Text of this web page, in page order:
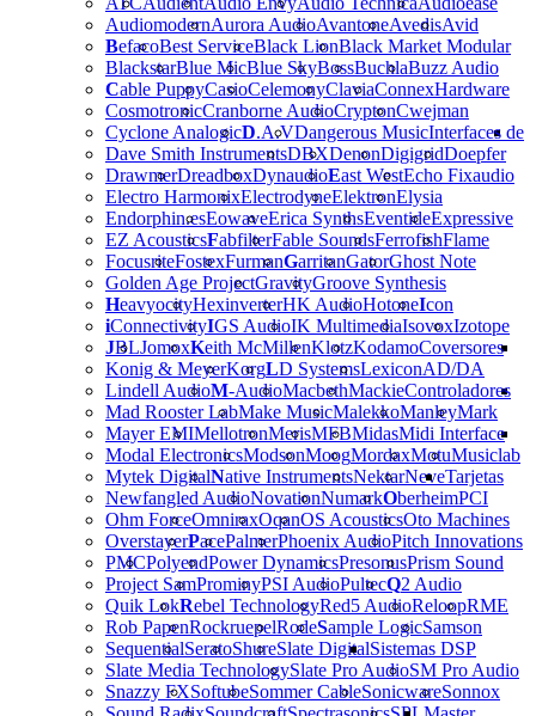
AudiomodernAurora AudioAvantoneAvedisAvid
BefacoBest ServiceBlack LionBlack Market Modular
BlackstarBlue MicBlue SkyBossBuchlaBuzz Audio
Cable PuppyCasioCelemonyClaviaConnex
CosmotronicCranborne AudioCryptonCwejman
Cyclone AnalogicD.A.VDangerous Music
Dave Smith InstrumentsDBXDenonDigigridDoepfer
DrawmerDreadboxDynaudioEast WestEcho Fix
Electro HarmonixElectrodyneElektronElysia
Endorphin.esEowaveErica SynthsEventideExpressive
EZ AcousticsFabfilterFable SoundsFerrofishFlame
FocusriteFostexFurmanGarritanGatorGhost Note
Golden Age ProjectGravityGroove Synthesis
HeavyocityHexinverterHK AudioHotoneIcon
iConnectivityIGS AudioIK MultimediaIsovoxIzotope
JBLJomoxKeith McMillenKlotzKodamo
Konig & MeyerKorgLD SystemsLexicon
Lindell AudioM-AudioMacbethMackie
Mad Rooster LabMake MusicMalekkoManleyMark
Mayer EMIMellotronMerisMFBMidas
Modal ElectronicsModsonMoogMordaxMotuMusiclab
Mytek DigitalNative InstrumentsNektarNeve
Newfangled AudioNovationNumarkOberheim
Ohm ForceOmniraxOqanOS AcousticsOto Machines
OverstayerPacePalmerPhoenix AudioPitch Innovations
PMCPolyendPower DynamicsPresonusPrism Sound
Project SamProminyPSI AudioPultecQ2 Audio
Quik LokRebel TechnologyRed5 AudioReloopRME
Rob PapenRockruepelRodeSample LogicSamson
SequentialSeratoShureSlate Digital
Slate Media TechnologySlate Pro AudioSM Pro Audio
Snazzy FXSoftubeSommer CableSonicwareSonnox
Hardware
Interfaces de
audio
Coversores
AD/DA
Controladores
Midi Interface
Tarjetas
PCI
Sistemas DSP